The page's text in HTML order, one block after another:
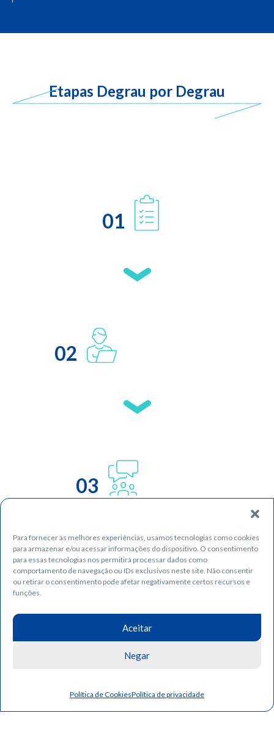
Para fornecer as melhores experiências, usamos tecnologias como cookies
para armazenar e/ou acessar informações do dispositivo. O consentimento
para essas tecnologias nos permitirá processar dados como
comportamento de navegação ou IDs exclusivos neste site. Não consentir
ou retirar o consentimento pode afetar negativamente certos recursos e
funções.
Aceitar
Negar
Política de CookiesPolítica de privacidade
Etapas Degrau por Degrau
01
02
03
04
05